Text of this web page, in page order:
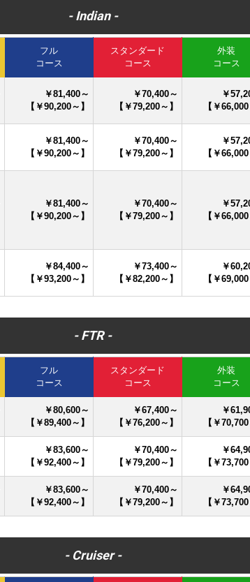
- Indian -
フル
コース
スタンダード
コース
外装
コース
￥81,400～
【￥90,200～】
￥70,400～
【￥79,200～】
￥
【￥66,000
￥81,400～
【￥90,200～】
￥70,400～
【￥79,200～】
￥
【￥66,000
￥81,400～
【￥90,200～】
￥70,400～
【￥79,200～】
￥
【￥66,000
￥84,400～
【￥93,200～】
￥73,400～
【￥82,200～】
￥
【￥69,000
- FTR -
フル
コース
スタンダード
コース
外装
コース
￥80,600～
【￥89,400～】
￥67,400～
【￥76,200～】
￥
【￥70,700
￥83,600～
【￥92,400～】
￥70,400～
【￥79,200～】
￥
【￥73,700
￥83,600～
【￥92,400～】
￥70,400～
【￥79,200～】
￥
【￥73,700
- Cruiser -